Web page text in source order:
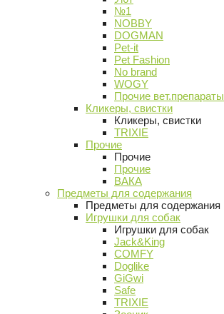
№1
NOBBY
DOGMAN
Pet-it
Pet Fashion
No brand
WOGY
Прочие вет.препараты
Кликеры, свистки
Кликеры, свистки
TRIXIE
Прочие
Прочие
Прочие
ВАКА
Предметы для содержания
Предметы для содержания
Игрушки для собак
Игрушки для собак
Jack&King
COMFY
Doglike
GiGwi
Safe
TRIXIE